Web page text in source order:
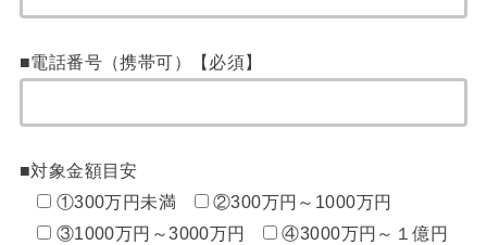
■電話番号（携帯可）【必須】
■対象金額目安
①300万円未満
②300万円～1000万円
③1000万円～3000万円
④3000万円～１億円